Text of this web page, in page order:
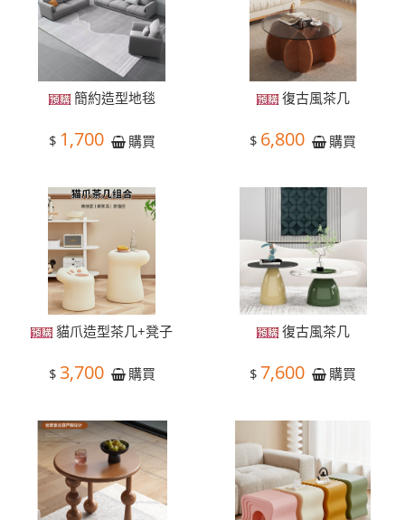
簡約造型地毯
$ 1,700 購買
復古風茶几
$ 6,800 購買
貓爪造型茶几+凳子
$ 3,700 購買
復古風茶几
$ 7,600 購買